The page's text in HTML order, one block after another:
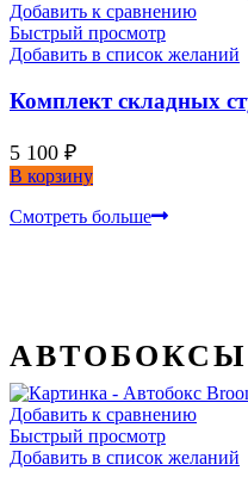
Добавить к сравнению
Быстрый просмотр
Добавить в список желаний
Комплект складных
5 100 ₽
В корзину
Смотреть больше
АВТОБОКСЫ
Добавить к сравнению
Быстрый просмотр
Добавить в список желаний